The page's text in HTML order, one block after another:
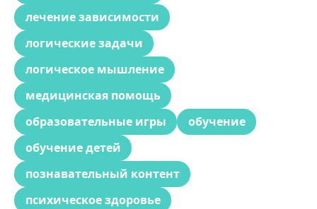
лечение зависимости
логические задачи
логическое мышление
медицинская помощь
образовательные игры
обучение
обучение детей
познавательный контент
психическое здоровье